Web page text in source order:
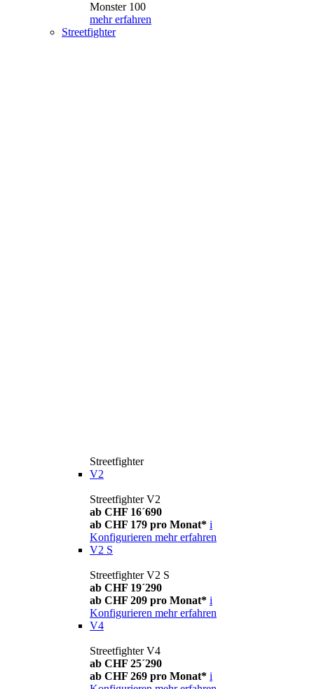
Monster 100
mehr erfahren
Streetfighter
Streetfighter
V2
Streetfighter V2
ab CHF 16´690
ab CHF 179 pro Monat* i
Konfigurieren mehr erfahren
V2 S
Streetfighter V2 S
ab CHF 19´290
ab CHF 209 pro Monat* i
Konfigurieren mehr erfahren
V4
Streetfighter V4
ab CHF 25´290
ab CHF 269 pro Monat* i